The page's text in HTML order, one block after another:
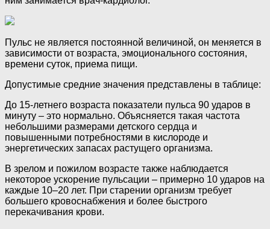
Пульс не является постоянной величиной, он меняется в
зависимости от возраста, эмоционального состояния,
времени суток, приема пищи.
Допустимые средние значения представлены в таблице:
До 15-летнего возраста показатели пульса 90 ударов в
минуту – это нормально. Объясняется такая частота
небольшими размерами детского сердца и
повышенными потребностями в кислороде и
энергетических запасах растущего организма.
В зрелом и пожилом возрасте также наблюдается
некоторое ускорение пульсации – примерно 10 ударов на
каждые 10–20 лет. При старении организм требует
большего кровоснабжения и более быстрого
перекачивания крови.